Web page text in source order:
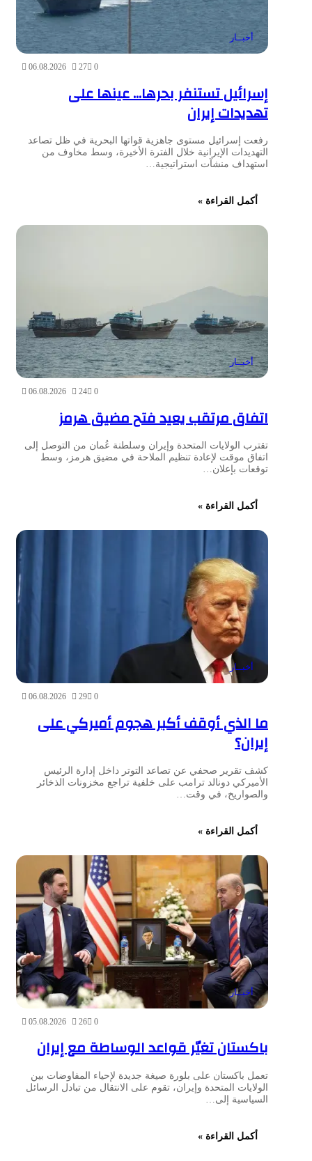
أخبــار
06.08.2026 0
27
إسرائيل تستنفر بحرها… عينها على
تهديدات إيران
رفعت إسرائيل مستوى جاهزية قواتها البحرية في ظل تصاعد
التهديدات الإيرانية خلال الفترة الأخيرة، وسط مخاوف من
استهداف منشآت استراتيجية…
أكمل القراءة »
أخبــار
06.08.2026 0
24
اتفاق مرتقب يعيد فتح مضيق هرمز
تقترب الولايات المتحدة وإيران وسلطنة عُمان من التوصل إلى
اتفاق موقت لإعادة تنظيم الملاحة في مضيق هرمز، وسط
توقعات بإعلان…
أكمل القراءة »
أخبــار
06.08.2026 0
29
ما الذي أوقف أكبر هجوم أميركي على
إيران؟
كشف تقرير صحفي عن تصاعد التوتر داخل إدارة الرئيس
الأميركي دونالد ترامب على خلفية تراجع مخزونات الذخائر
والصواريخ، في وقت…
أكمل القراءة »
أخبــار
05.08.2026 0
26
باكستان تغيّر قواعد الوساطة مع إيران
تعمل باكستان على بلورة صيغة جديدة لإحياء المفاوضات بين
الولايات المتحدة وإيران، تقوم على الانتقال من تبادل الرسائل
السياسية إلى…
أكمل القراءة »